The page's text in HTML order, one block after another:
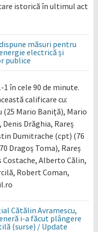
istorică în ultimul act
măsuri pentru
electrică și
publice
în cele 90 de minute.
calificare cu:
(25 Mario Baniță), Mario
Drăghia, Rareș
Dumitrache (cpt) (76
Dragoș Toma), Rareș
Costache, Alberto Călin,
Robert Coman,
Cătălin Avramescu,
i-a făcut plângere
(surse) / Update